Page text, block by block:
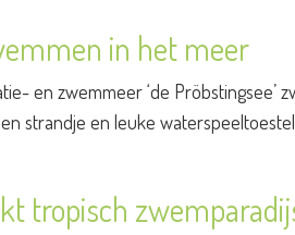
in het meer
en zwemmeer ‘de Pröbstingsee’
strandje en leuke
tropisch